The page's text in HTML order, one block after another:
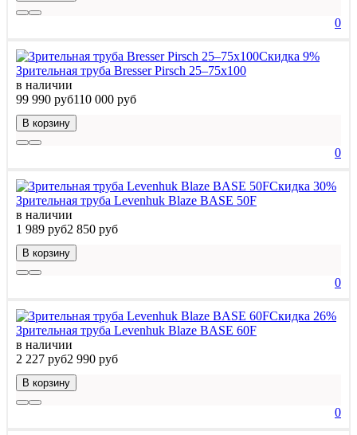
0
Скидка 9%
Зрительная труба Bresser Pirsch 25–75x100
в наличии
99 990 руб110 000 руб
В корзину
0
Скидка 30%
Зрительная труба Levenhuk Blaze BASE 50F
в наличии
1 989 руб2 850 руб
В корзину
0
Скидка 26%
Зрительная труба Levenhuk Blaze BASE 60F
в наличии
2 227 руб2 990 руб
В корзину
0